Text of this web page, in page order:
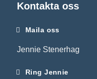
Kontakta oss
Maila oss
Jennie Stenerhag
Ring Jennie